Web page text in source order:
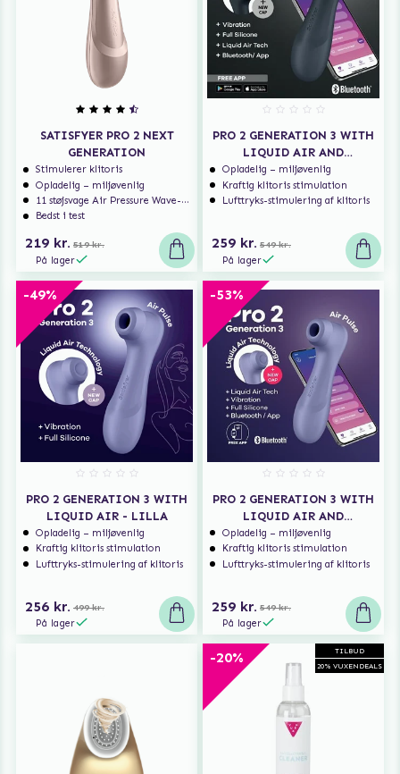
SATISFYER PRO 2 NEXT
GENERATION
Stimulerer klitoris
Opladelig – miljøvenlig
11 støjsvage Air Pressure Wave-programmer
Bedst i test
219 kr. 519 kr.
På lager
PRO 2 GENERATION 3 WITH
LIQUID AIR AND
BLUETOOTH APP
Opladelig – miljøvenlig
Kraftig klitoris stimulation
Lufttryks-stimulering af klitoris
259 kr. 549 kr.
På lager
-49%
PRO 2 GENERATION 3 WITH
LIQUID AIR - LILLA
Opladelig – miljøvenlig
Kraftig klitoris stimulation
Lufttryks-stimulering af klitoris
256 kr. 499 kr.
På lager
-53%
PRO 2 GENERATION 3 WITH
LIQUID AIR AND
BLUETOOTH APP - LILLA
Opladelig – miljøvenlig
Kraftig klitoris stimulation
Lufttryks-stimulering af klitoris
259 kr. 549 kr.
På lager
TILBUD
20% VUXENDEALS
-20%